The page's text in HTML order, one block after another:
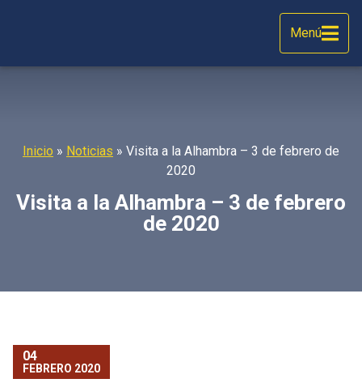
Menú
Inicio » Noticias » Visita a la Alhambra – 3 de febrero de
2020
Visita a la Alhambra – 3 de febrero
de 2020
04
FEBRERO 2020